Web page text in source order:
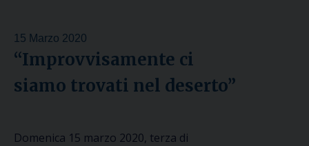
15 Marzo 2020
“Improvvisamente ci
siamo trovati nel deserto”
Domenica 15 marzo 2020, terza di